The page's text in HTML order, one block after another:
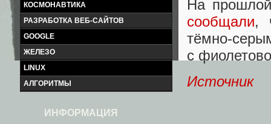
КОСМОНАВТИКА
РАЗРАБОТКА ВЕБ-САЙТОВ
GOOGLE
ЖЕЛЕЗО
LINUX
АЛГОРИТМЫ
ИНФОРМАЦИЯ
На
сообщали,
тёмно-
с
Источник